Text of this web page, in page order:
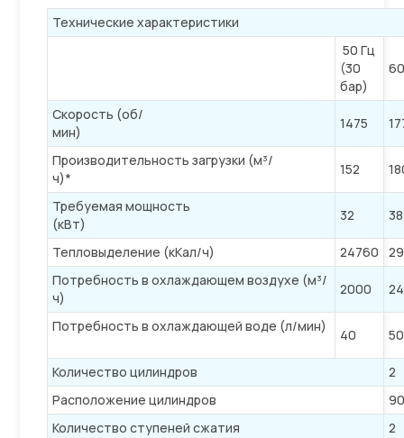
Технические характеристики
50 Гц
(30
бар)
Скорость (об/
мин)
1475
Производительность загрузки (м³/
ч)*
152
Требуемая мощность
(кВт)
32 38
Тепловыделение (кКал/ч) 24760
Потребность в охлаждающем воздухе (м³/
ч)
2000
Потребность в охлаждающей воде (л/мин)
40 50
Количество цилиндров
2
Расположение цилиндров
Количество ступеней сжатия
2